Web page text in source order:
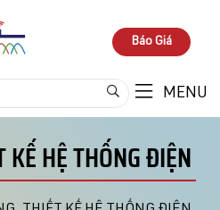
Báo Giá
MENU
KẾ HỆ THỐNG ĐIỆN